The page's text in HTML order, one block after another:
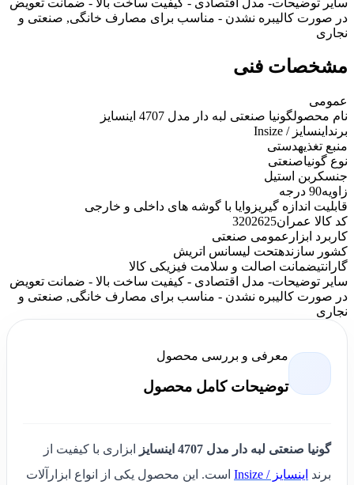
در صورت کالیبره نشدن - مناسب برای مصارف خانگی, صنعتی و
نجاری
مشخصات فنی
عمومی
نام محصولگونیا صنعتی لبه دار مدل 4707 اینسایز
برند اینسایز / Insize
منبع تغذیهدستی
نوع گونیاصنعتی
جنسکربن استیل
زاویه90 درجه
قابلیت اندازه گیریزوایا با گوشه های داخلی و خارجی
کد کالا عمران3202625
کاربرد ابزار عمومی صنعتی
کشور سازندهتحت لیسانس اتریش
گارانتیضمانت اصالت و سلامت فیزیکی کالا
سایر توضیحات- مدل اقتصادی - کیفیت ساخت بالا - ضمانت تعویض
در صورت کالیبره نشدن - مناسب برای مصارف خانگی, صنعتی و
نجاری
معرفی و بررسی محصول
توضیحات کامل محصول
گونیا صنعتی لبه دار مدل 4707 اینسایز
ابزاری با کیفیت از
برند اینسایز / Insize
است. این محصول یکی از انواع ابزارآلات